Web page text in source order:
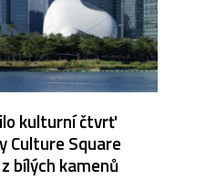
kulturní čtvrť
Culture Square
bílých kamenů